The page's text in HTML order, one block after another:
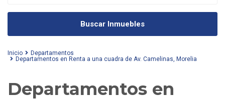
Buscar Inmuebles
Inicio
Departamentos
Departamentos en Renta a una cuadra de Av. Camelinas, Morelia
Departamentos en